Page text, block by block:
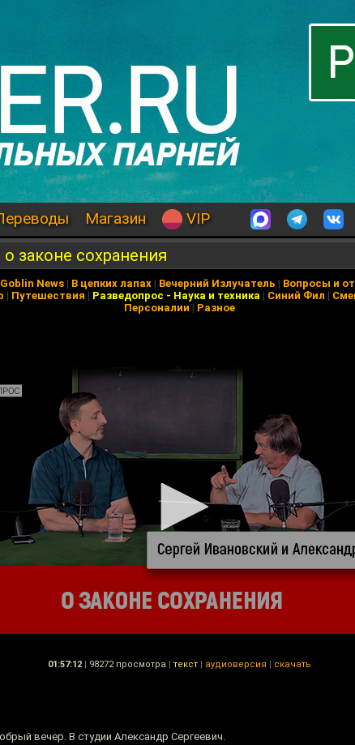
Магазин VIP
законе сохранения
Goblin News | В цепких лапах | Вечерний Излучатель | Вопросы и
| Путешествия | Разведопрос - Наука и техника | Синий Фил |
Персоналии | Разное
01:57:12 | 98272 просмотра | текст | аудиоверсия | скачать
вечер. В студии Александр Сергеевич.